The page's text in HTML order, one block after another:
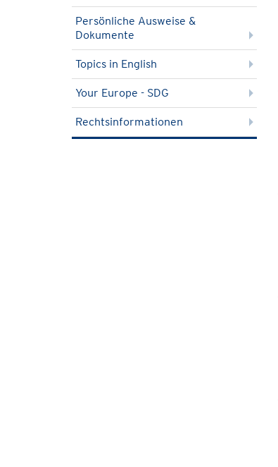
Persönliche Ausweise &
Dokumente
Topics in English
Your Europe - SDG
Rechtsinformationen